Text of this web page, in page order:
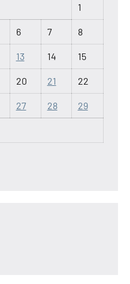
1
6 7 8
13 14 15
20 21 22
27 28 29